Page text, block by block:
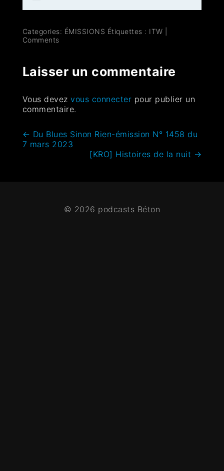
Categories: ÉMISSIONS Étiquettes : ITW
Comments
Laisser un commentaire
Vous devezvous connecter pour publier un
commentaire.
← Du Blues Sinon Rien-émission N° 1458 du
7 mars 2023
[KRO] Histoires de la nuit →
© 2026 podcasts Béton